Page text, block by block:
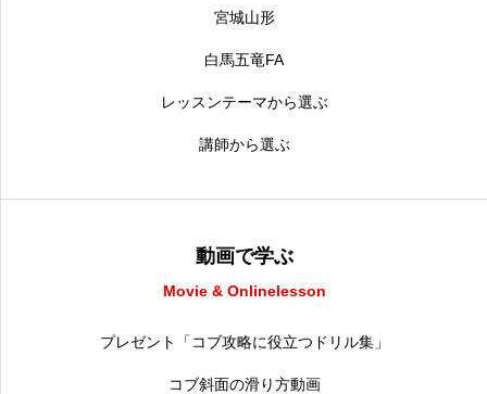
宮城山形
白馬五竜FA
レッスンテーマから選ぶ
講師から選ぶ
動画で学ぶ
Movie & Onlinelesson
プレゼント「コブ攻略に役立つドリル集」
コブ斜面の滑り方動画